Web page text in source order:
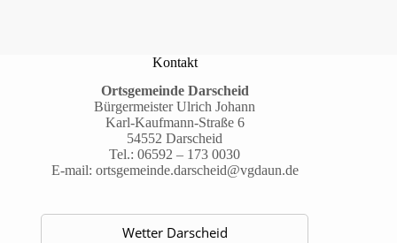
Kontakt
Ortsgemeinde Darscheid
Bürgermeister Ulrich Johann
Karl-Kaufmann-Straße 6
54552 Darscheid
Tel.:06592 – 173 0030
E-mail: ortsgemeinde.darscheid@vgdaun.de
Wetter Darscheid